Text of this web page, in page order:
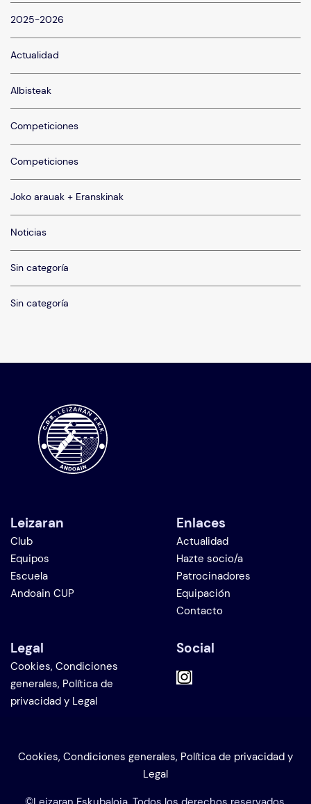
2025-2026
Actualidad
Albisteak
Competiciones
Competiciones
Joko arauak + Eranskinak
Noticias
Sin categoría
Sin categoría
Leizaran
Club
Equipos
Escuela
Andoain CUP
Enlaces
Actualidad
Hazte socio/a
Patrocinadores
Equipación
Contacto
Legal
Cookies, Condiciones
generales, Política de
privacidad y Legal
Social
Cookies, Condiciones generales, Política de privacidad y
Legal